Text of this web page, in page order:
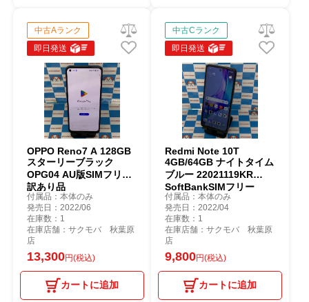
中古Aランク
即日発送
OPPO Reno7 A 128GB
スターリーブラック
OPG04 AU版SIMフリー
訳あり品
付属品：本体のみ
発売日：2022/06
在庫数：1
在庫店舗：サクモバ 秋葉原
店
13,300円(税込)
カートに追加
中古Cランク
即日発送
Redmi Note 10T
4GB/64GB ナイトタイム
ブルー 22021119KR
SoftBankSIMフリー
付属品：本体のみ
発売日：2022/04
在庫数：1
在庫店舗：サクモバ 秋葉原
店
9,800円(税込)
カートに追加